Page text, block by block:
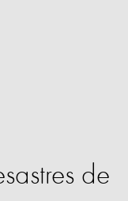
de